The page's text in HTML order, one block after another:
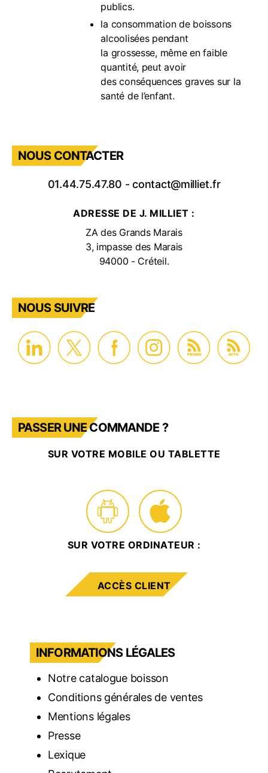
publics.
la consommation de boissons
alcoolisées pendant
la grossesse, même en faible
quantité, peut avoir
des conséquences graves sur la
santé de l’enfant.
NOUS CONTACTER
01.44.75.47.80 -contact@milliet.fr
ADRESSE DE J. MILLIET :
ZA des Grands Marais
3, impasse des Marais
94000 - Créteil.
NOUS SUIVRE
PROMO ACTU
PASSER UNE COMMANDE ?
SUR VOTRE MOBILE OU TABLETTE
SUR VOTRE ORDINATEUR :
ACCÈS CLIENT
INFORMATIONS LÉGALES
Notre catalogue boisson
Conditions générales de ventes
Mentions légales
Presse
Lexique